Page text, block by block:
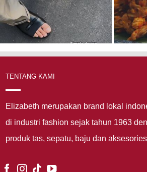
TENTANG KAMI
Elizabeth merupakan brand lokal
di industri fashion sejak tahun 1963
produk tas, sepatu, baju dan